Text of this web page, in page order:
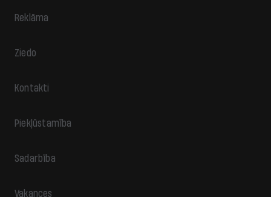
Reklāma
Ziedo
Kontakti
Piekļūstamība
Sadarbība
Vakances